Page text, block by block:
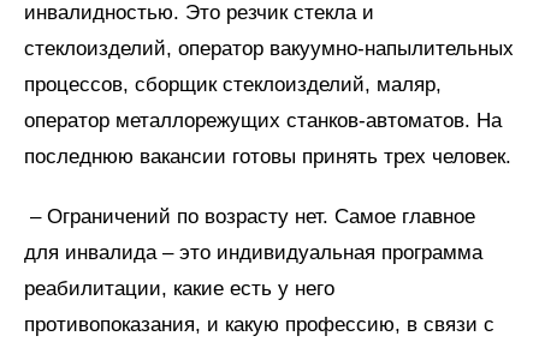
инвалидностью. Это резчик стекла и
стеклоизделий, оператор вакуумно-напылительных
процессов, сборщик стеклоизделий, маляр,
оператор металлорежущих станков-автоматов. На
последнюю вакансии готовы принять трех человек.
– Ограничений по возрасту нет. Самое главное
для инвалида – это индивидуальная программа
реабилитации, какие есть у него
противопоказания, и какую профессию, в связи с